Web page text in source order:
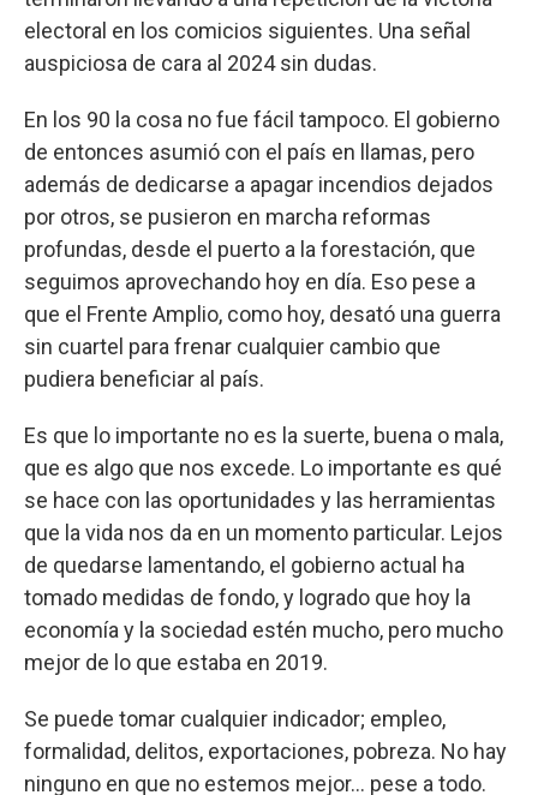
electoral en los comicios siguientes. Una señal
auspiciosa de cara al 2024 sin dudas.
En los 90 la cosa no fue fácil tampoco. El gobierno
de entonces asumió con el país en llamas, pero
además de dedicarse a apagar incendios dejados
por otros, se pusieron en marcha reformas
profundas, desde el puerto a la forestación, que
seguimos aprovechando hoy en día. Eso pese a
que el Frente Amplio, como hoy, desató una guerra
sin cuartel para frenar cualquier cambio que
pudiera beneficiar al país.
Es que lo importante no es la suerte, buena o mala,
que es algo que nos excede. Lo importante es qué
se hace con las oportunidades y las herramientas
que la vida nos da en un momento particular. Lejos
de quedarse lamentando, el gobierno actual ha
tomado medidas de fondo, y logrado que hoy la
economía y la sociedad estén mucho, pero mucho
mejor de lo que estaba en 2019.
Se puede tomar cualquier indicador; empleo,
formalidad, delitos, exportaciones, pobreza. No hay
ninguno en que no estemos mejor... pese a todo.